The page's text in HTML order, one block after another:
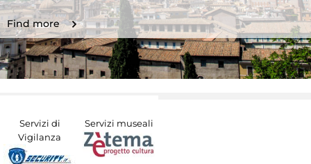
Find more
Servizi di
Vigilanza
Servizi museali